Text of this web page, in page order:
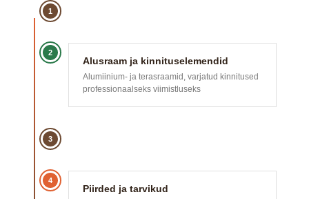
1
2
Alusraam ja kinnituselemendid
Alumiinium- ja terasraamid, varjatud kinnitused
professionaalseks viimistluseks
3
4
Piirded ja tarvikud